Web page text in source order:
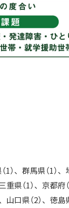
1）、群馬県（1）
重県（1）、京都
山口県（2）、徳